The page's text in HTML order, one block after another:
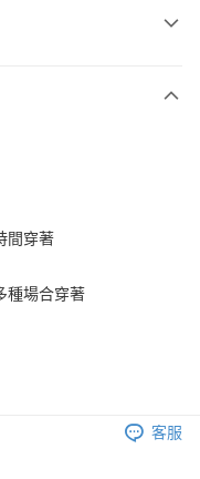
處理沒有提供存款單據的訂
間穿著
種場合穿著
客服